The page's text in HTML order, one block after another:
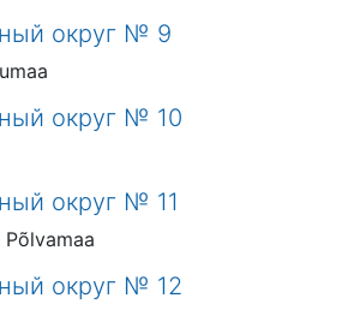
округ № 9
округ № 10
округ № 11
округ № 12